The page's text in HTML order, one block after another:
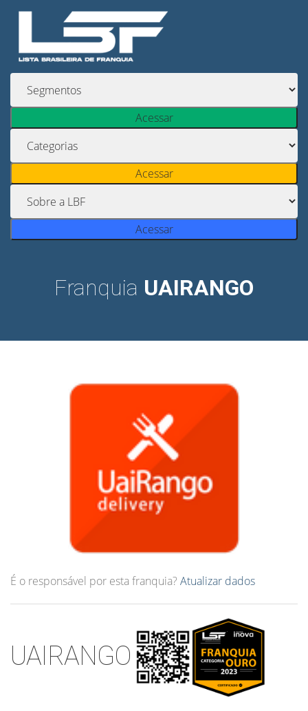
Acessar
Acessar
Acessar
Franquia UAIRANGO
É o responsável por esta franquia? Atualizar dados
UAIRANGO